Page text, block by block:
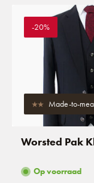
-20%
Made-to-
Worsted Pak
Op voorraad